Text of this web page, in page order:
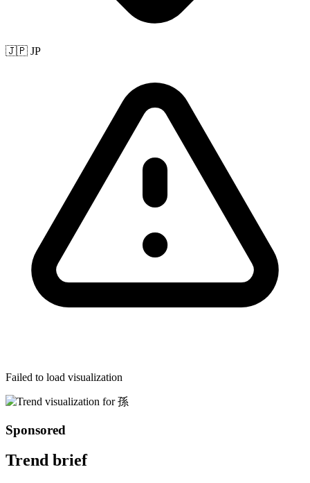
🇯🇵 JP
Failed to load visualization
Sponsored
Trend brief